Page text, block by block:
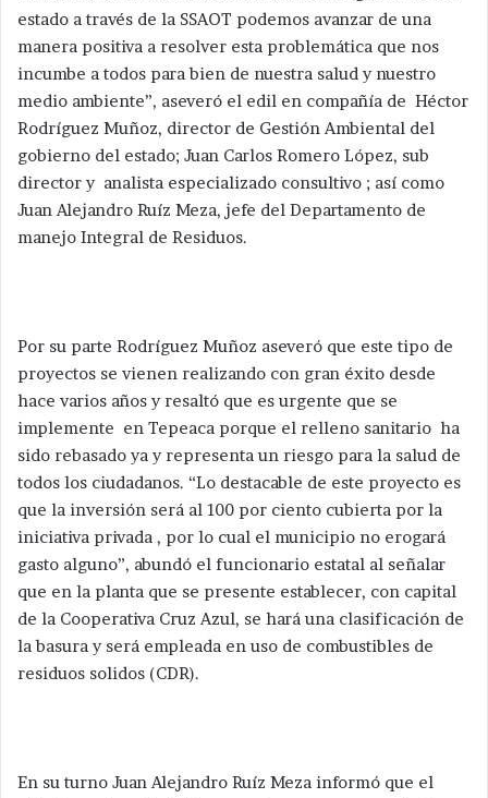
estado a través de la SSAOT podemos avanzar de una
manera positiva a resolver esta problemática que nos
incumbe a todos para bien de nuestra salud y nuestro
medio ambiente”, aseveró el edil en compañía de Héctor
Rodríguez Muñoz, director de Gestión Ambiental del
gobierno del estado; Juan Carlos Romero López, sub
director y analista especializado consultivo ; así como
Juan Alejandro Ruíz Meza, jefe del Departamento de
manejo Integral de Residuos.
Por su parte Rodríguez Muñoz aseveró que este tipo de
proyectos se vienen realizando con gran éxito desde
hace varios años y resaltó que es urgente que se
implemente en Tepeaca porque el relleno sanitario ha
sido rebasado ya y representa un riesgo para la salud de
todos los ciudadanos. “Lo destacable de este proyecto es
que la inversión será al 100 por ciento cubierta por la
iniciativa privada , por lo cual el municipio no erogará
gasto alguno”, abundó el funcionario estatal al señalar
que en la planta que se presente establecer, con capital
de la Cooperativa Cruz Azul, se hará una clasificación de
la basura y será empleada en uso de combustibles de
residuos solidos (CDR).
En su turno Juan Alejandro Ruíz Meza informó que el